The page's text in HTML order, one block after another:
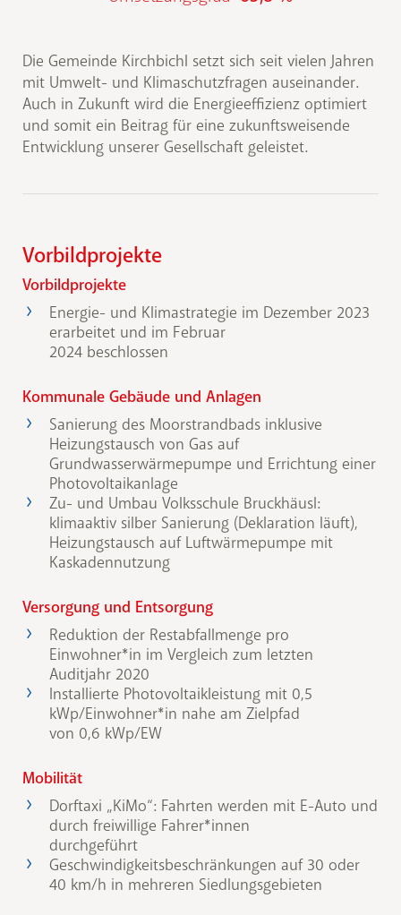
Die Gemeinde Kirchbichl setzt sich seit vielen Jahren
mit Umwelt- und Klimaschutzfragen auseinander.
Auch in Zukunft wird die Energieeffizienz optimiert
und somit ein Beitrag für eine zukunftsweisende
Entwicklung unserer Gesellschaft geleistet.
Vorbildprojekte
Vorbildprojekte
Energie- und Klimastrategie im Dezember 2023
erarbeitet und im Februar
2024 beschlossen
Kommunale Gebäude und Anlagen
Sanierung des Moorstrandbads inklusive
Heizungstausch von Gas auf
Grundwasserwärmepumpe und Errichtung einer
Photovoltaikanlage
Zu- und Umbau Volksschule Bruckhäusl:
klimaaktiv silber Sanierung (Deklaration läuft),
Heizungstausch auf Luftwärmepumpe mit
Kaskadennutzung
Versorgung und Entsorgung
Reduktion der Restabfallmenge pro
Einwohner*in im Vergleich zum letzten
Auditjahr 2020
Installierte Photovoltaikleistung mit 0,5
kWp/Einwohner*in nahe am Zielpfad
von 0,6 kWp/EW
Mobilität
Dorftaxi „KiMo“: Fahrten werden mit E-Auto und
durch freiwillige Fahrer*innen
durchgeführt
Geschwindigkeitsbeschränkungen auf 30 oder
40 km/h in mehreren Siedlungsgebieten